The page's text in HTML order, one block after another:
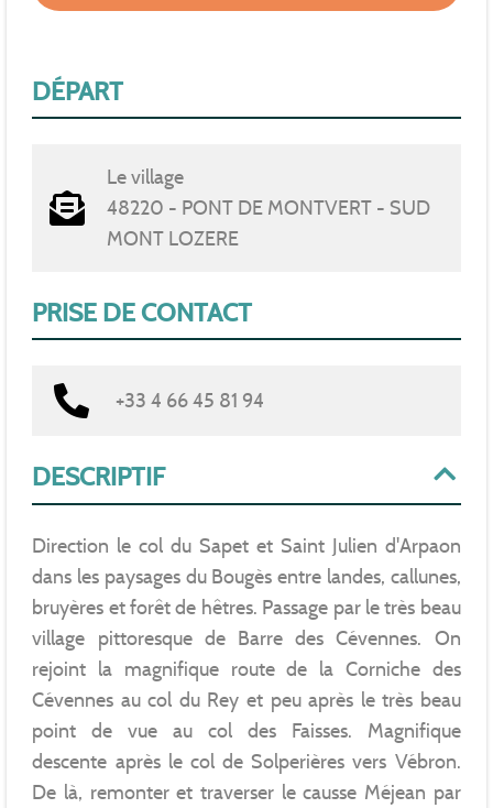
DESCRIPTIF
Direction le col du Sapet et Saint Julien d'Arpaon
dans les paysages du Bougès entre landes, callunes,
bruyères et forêt de hêtres. Passage par le très beau
village pittoresque de Barre des Cévennes. On
rejoint la magnifique route de la Corniche des
Cévennes au col du Rey et peu après le très beau
point de vue au col des Faisses. Magnifique
descente après le col de Solperières vers Vébron.
De là, remonter et traverser le causse Méjean par
DÉPART
Le village
48220 - PONT DE MONTVERT - SUD
MONT LOZERE
PRISE DE CONTACT
+33 4 66 45 81 94